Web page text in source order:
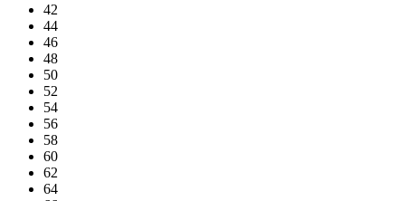
42
44
46
48
50
52
54
56
58
60
62
64